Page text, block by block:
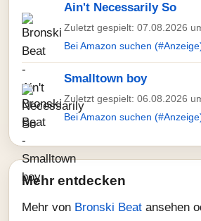
Ain't Necessarily So
Zuletzt gespielt: 07.08.2026
Bei Amazon suchen
Smalltown boy
Zuletzt gespielt: 06.08.2026
Bei Amazon suchen
Mehr entdecken
Mehr von Bronski Beat ansehen